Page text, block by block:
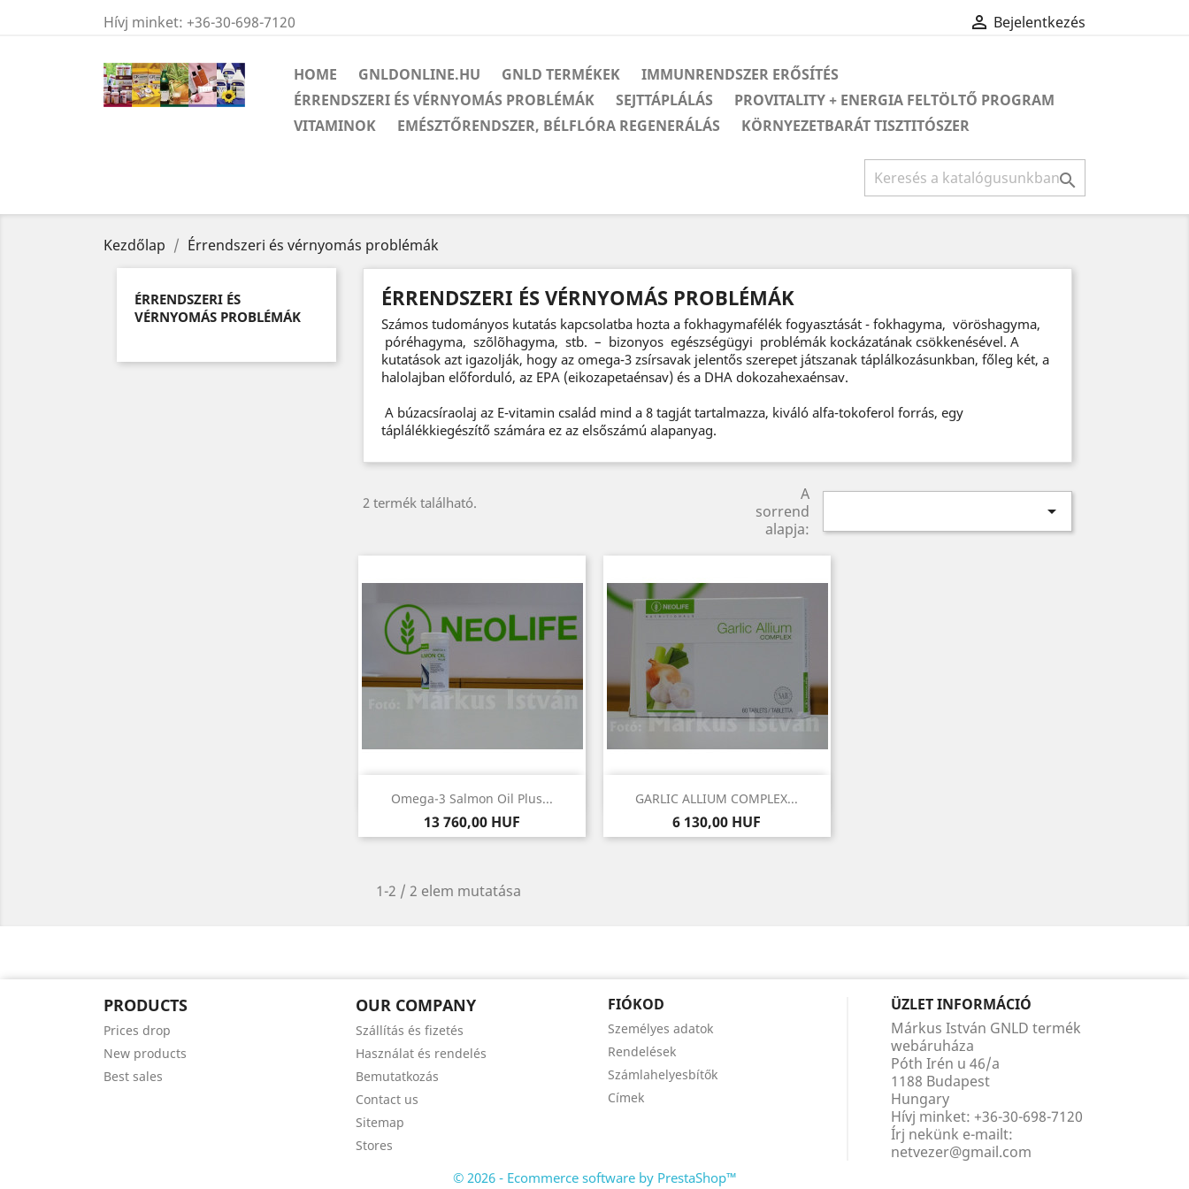
Hívj minket: +36-30-698-7120  Bejelentkezés
HOME GNLDONLINE.HU GNLD TERMÉKEK
IMMUNRENDSZER ERŐSÍTÉS
ÉRRENDSZERI ÉS VÉRNYOMÁS PROBLÉMÁK
SEJTTÁPLÁLÁS
PROVITALITY + ENERGIA FELTÖLTŐ PROGRAM
VITAMINOK
EMÉSZTŐRENDSZER, BÉLFLÓRA REGENERÁLÁS KÖRNYEZETBARÁT TISZTITÓSZER

Kezdőlap Érrendszeri és vérnyomás problémák
ÉRRENDSZERI ÉS
VÉRNYOMÁS PROBLÉMÁK
ÉRRENDSZERI ÉS VÉRNYOMÁS PROBLÉMÁK
Számos tudományos kutatás kapcsolatba hozta a fokhagymafélék fogyasztását - fokhagyma, vöröshagyma,
póréhagyma, szõlõhagyma, stb. – bizonyos egészségügyi problémák kockázatának csökkenésével. A
kutatások azt igazolják, hogy az omega-3 zsírsavak jelentős szerepet játszanak táplálkozásunkban, főleg két, a
halolajban előforduló, az EPA (eikozapetaénsav) és a DHA dokozahexaénsav.
A búzacsíraolaj az E-vitamin család mind a 8 tagját tartalmazza, kiváló alfa-tokoferol forrás, egy
táplálékkiegészítő számára ez az elsőszámú alapanyag.
2 termék található.
A
sorrend
alapja:

Omega-3 Salmon Oil Plus...
Ár
13 760,00 HUF
Előnézet GARLIC ALLIUM COMPLEX...
Ár
6 130,00 HUF
 Előnézet
1-2 / 2 elem mutatása
PRODUCTS
Prices drop
New products
Best sales
OUR COMPANY
Szállítás és fizetés
Használat és rendelés
Bemutatkozás
Contact us
Sitemap
Stores
FIÓKOD
Személyes adatok
Rendelések
Számlahelyesbítők
Címek
ÜZLET INFORMÁCIÓ
Márkus István GNLD termék
webáruháza
Póth Irén u 46/a
1188 Budapest
Hungary
Hívj minket: +36-30-698-7120
Írj nekünk e-mailt:
netvezer@gmail.com
© 2026 - Ecommerce software by PrestaShop™